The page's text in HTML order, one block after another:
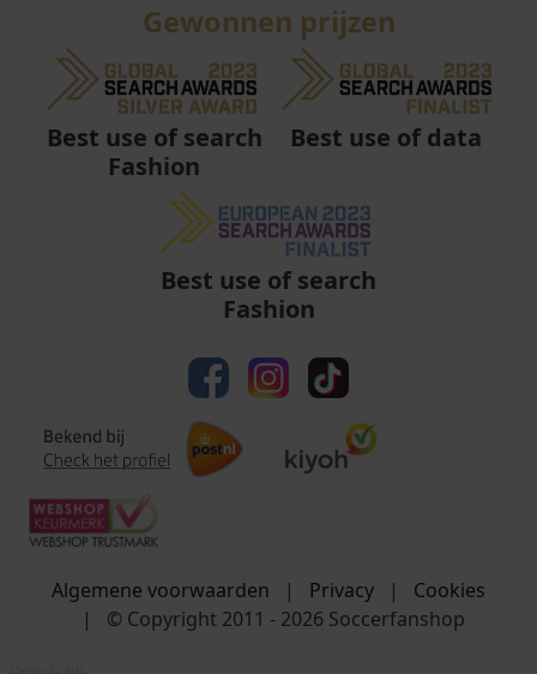
Gewonnen prijzen
Best use of search
Fashion
Best use of data
Best use of search
Fashion
Algemene voorwaarden | Privacy |
Cookies
|
© Copyright 2011 - 2026 Soccerfanshop